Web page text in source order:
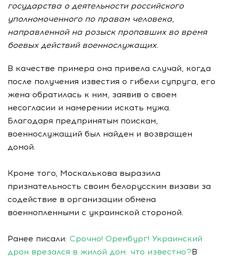
государства о деятельности российского
уполномоченного по правам человека,
направленной на розыск пропавших во время
боевых действий военнослужащих.
В качестве примера она привела случай, когда
после получения известия о гибели супруга, его
жена обратилась к ним, заявив о своем
несогласии и намерении искать мужа.
Благодаря предпринятым поискам,
военнослужащий был найден и возвращен
домой.
Кроме того, Москалькова выразила
признательность своим белорусским визави за
содействие в организации обмена
военнопленными с украинской стороной.
Ранее писали: Срочно! Оренбург! Украинский
дрон врезался в жилой дом: что известно?В